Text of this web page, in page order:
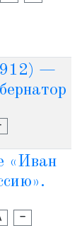
—
«Иван
-